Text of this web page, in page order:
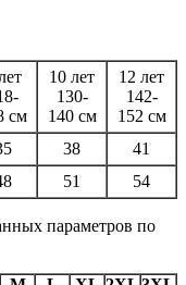
см
10 лет
130-
140 см
12 лет
142-
152 см
38
41
51 54
параметров по